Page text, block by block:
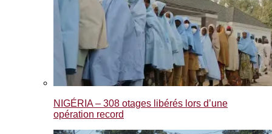
NIGÉRIA – 308 otages libérés lors d’une
opération record